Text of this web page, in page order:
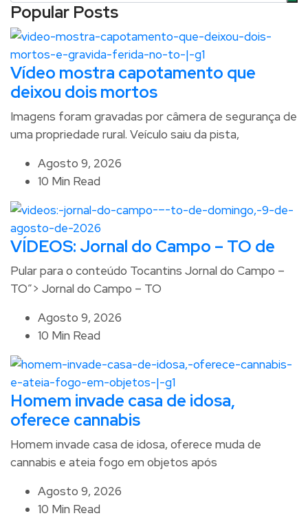
Popular Posts
Vídeo mostra capotamento que
deixou dois mortos
Imagens foram gravadas por câmera de segurança de
uma propriedade rural. Veículo saiu da pista,
Agosto 9, 2026
10 Min Read
VÍDEOS: Jornal do Campo – TO de
Pular para o conteúdo Tocantins Jornal do Campo –
TO”> Jornal do Campo – TO
Agosto 9, 2026
10 Min Read
Homem invade casa de idosa,
oferece cannabis
Homem invade casa de idosa, oferece muda de
cannabis e ateia fogo em objetos após
Agosto 9, 2026
10 Min Read